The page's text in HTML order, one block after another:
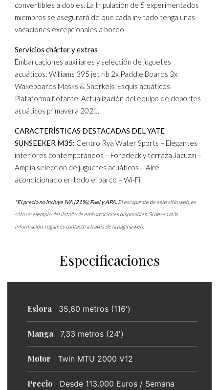
convertibles a dobles. La tripulación de 5 experimentados
miembros se asegurará de que cada invitado tenga unas
vacaciones excepcionales a bordo.
Servicios chárter y extras
Embarcaciones auxiliares y selección de juguetes
acuáticos: Williams 395 jet rib 2x Paddle Boards 3x
Wakeboards Masks & Snorkels. Esquís acuáticos
Plataforma flotante. Actualización del equipo de deportes
acuáticos primavera 2021.
CARACTERÍSTICAS DESTACADAS DEL YATE
SUNSEEKER M35: Centro Rya Water Sports – Elegantes
interiores contemporáneos – Foredeck y terraza Jacuzzi –
Amplia selección de juguetes acuáticos – Aire
acondicionado en todo el barco – Wi-Fi.
*El precio no incluye IVA (21%), Fuel y APA. El escaparate de este sitio web, es
sólo un ejemplo del listado de embarcaciones disponibles. Si desea más
información, rogamos contacte a través de la página web.
Especificaciones
Eslora 35,60 metros (116')
Manga 7,33 metros (24')
Motor Twin MTU 2000 V12
Precio Desde 113.000 Euros / Semana